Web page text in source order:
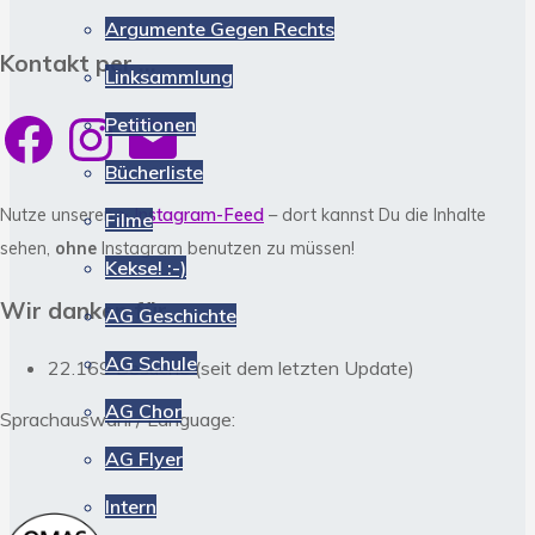
Argumente Gegen Rechts
Linksammlung
Petitionen
Bücherliste
Filme
Kekse! :-)
AG Geschichte
AG Schule
AG Chor
AG Flyer
Intern
Kontakt per …
FacebookInstagram
E-
Mail
Nutze unseren> Instagram-Feed – dort kannst Du die Inhalte
sehen, ohne Instagram benutzen zu müssen!
Wir danken für
22.169 Besuche (seit dem letzten Update)
Sprachauswahl / Language: